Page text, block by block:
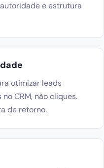
e estrutura
otimizar leads
CRM, não cliques.
de retorno.